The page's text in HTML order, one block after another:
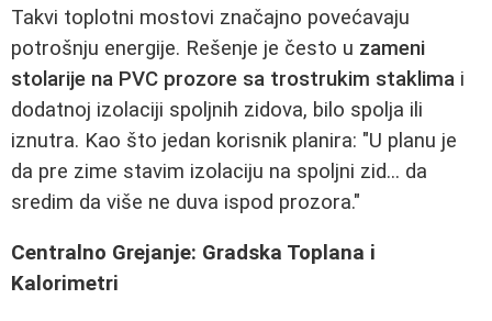
Takvi toplotni mostovi značajno povećavaju
potrošnju energije. Rešenje je često u zameni
stolarije na PVC prozore sa trostrukim staklima i
dodatnoj izolaciji spoljnih zidova, bilo spolja ili
iznutra. Kao što jedan korisnik planira: "U planu je
da pre zime stavim izolaciju na spoljni zid... da
sredim da više ne duva ispod prozora."
Centralno Grejanje: Gradska Toplana i
Kalorimetri